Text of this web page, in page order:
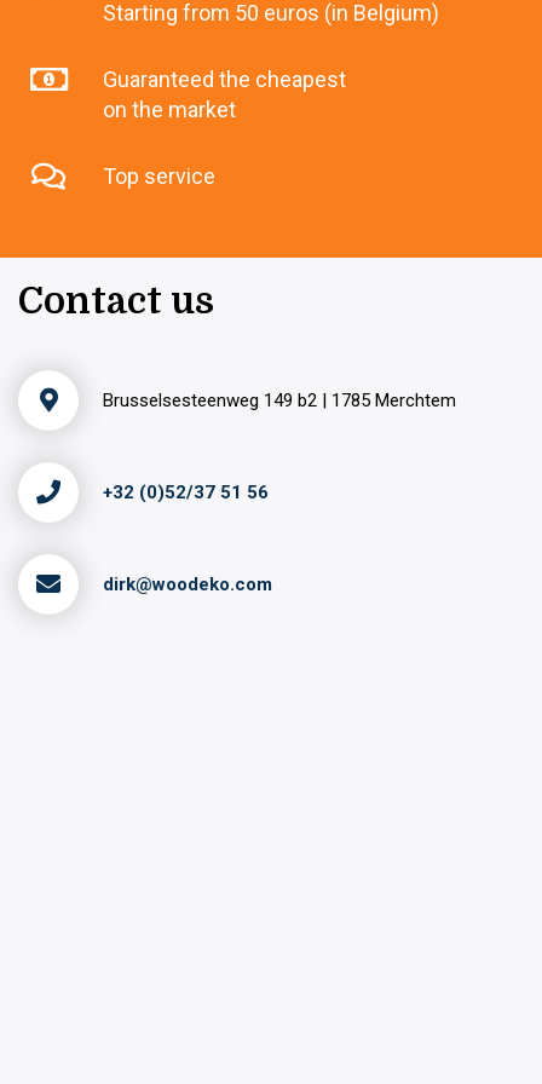
Starting from 50 euros (in Belgium)
Guaranteed the cheapest
on the market
Top service
Contact us
Brusselsesteenweg 149 b2 | 1785 Merchtem
+32 (0)52/37 51 56
dirk@woodeko.com